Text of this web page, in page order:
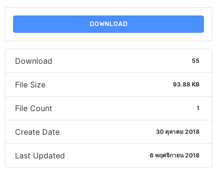
DOWNLOAD
Download 55
File Size 93.88 KB
File Count 1
Create Date 30 ตุลาคม 2018
Last Updated 6 พฤศจิกายน 2018